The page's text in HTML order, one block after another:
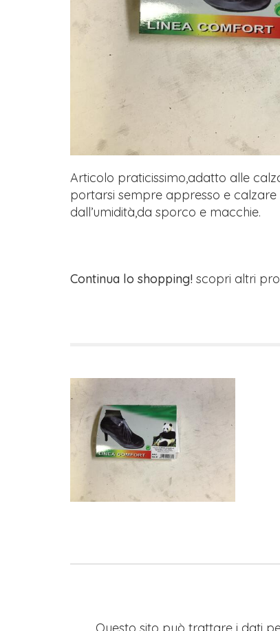
Articolo praticissimo,adatto alle
portarsi sempre appresso e
dall’umidità,da sporco e macchie.
Continua lo shopping! scopri altri
Questo sito può trattare i dati